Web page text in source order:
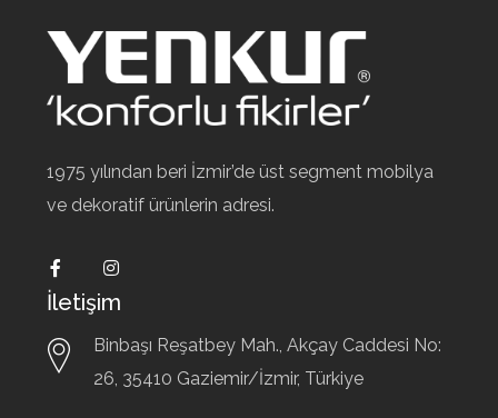
1975 yılından beri İzmir’de üst segment mobilya
ve dekoratif ürünlerin adresi.
İletişim
Binbaşı Reşatbey Mah., Akçay Caddesi No:
26, 35410 Gaziemir/İzmir, Türkiye